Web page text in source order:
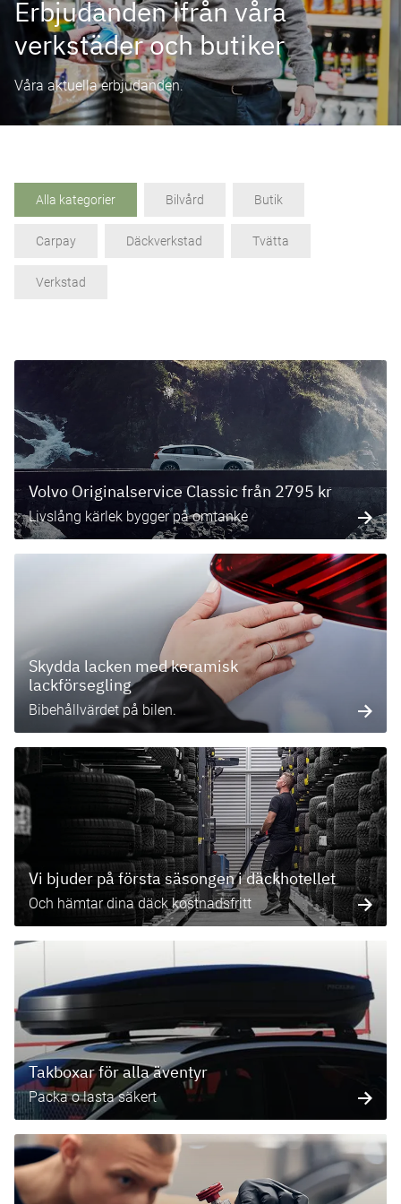
Erbjudanden ifrån våra
verkstäder och butiker
Våra aktuella erbjudanden.
Alla kategorier Bilvård Butik
Carpay Däckverkstad Tvätta
Verkstad
Volvo Originalservice Classic från 2795 kr
Livslång kärlek bygger på omtanke
Skydda lacken med keramisk
lackförsegling
Bibehållvärdet på bilen.
Vi bjuder på första säsongen i däckhotellet
Och hämtar dina däck kostnadsfritt
Takboxar för alla äventyr
Packa o lasta säkert